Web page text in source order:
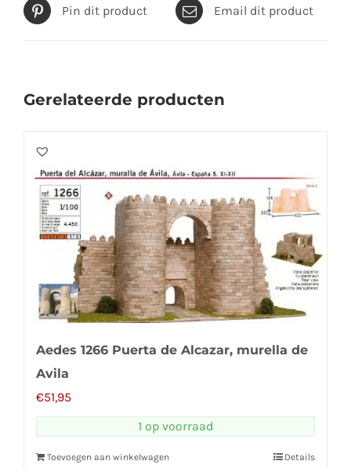
Pin dit product Email dit product
Gerelateerde producten
Aedes 1266 Puerta de Alcazar, murella de
Avila
€51,95
1 op voorraad
Toevoegen aan winkelwagen Details